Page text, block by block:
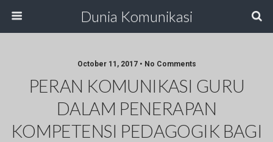
Dunia Komunikasi
October 11, 2017 • No Comments
PERAN KOMUNIKASI GURU
DALAM PENERAPAN
KOMPETENSI PEDAGOGIK BAGI